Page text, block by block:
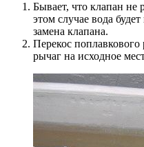
Бывает, что клапан не
этом случае вода
замена клапана.
Перекос
рычаг на исходное